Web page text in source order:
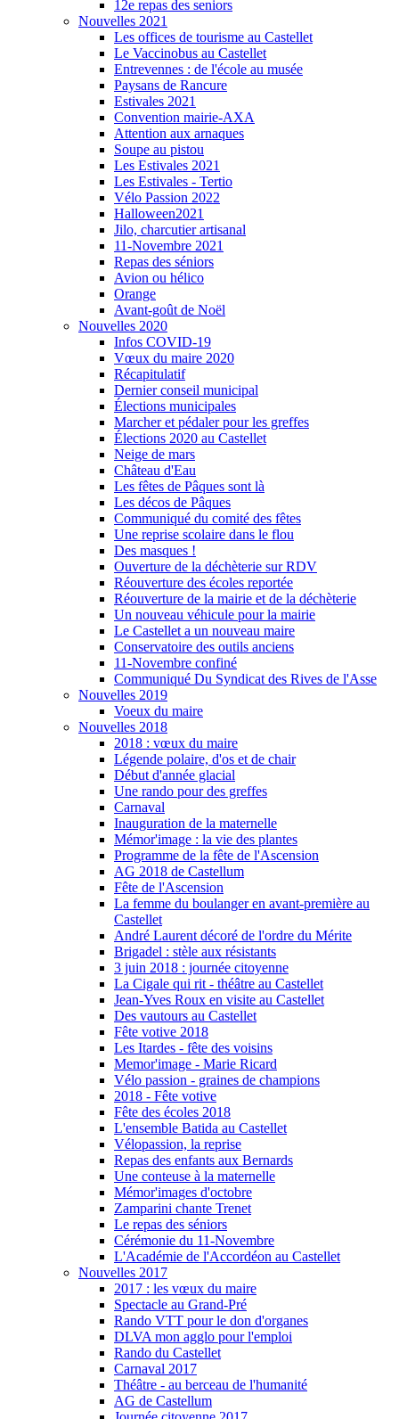
12e repas des seniors
Nouvelles 2021
Les offices de tourisme au Castellet
Le Vaccinobus au Castellet
Entrevennes : de l'école au musée
Paysans de Rancure
Estivales 2021
Convention mairie-AXA
Attention aux arnaques
Soupe au pistou
Les Estivales 2021
Les Estivales - Tertio
Vélo Passion 2022
Halloween2021
Jilo, charcutier artisanal
11-Novembre 2021
Repas des séniors
Avion ou hélico
Orange
Avant-goût de Noël
Nouvelles 2020
Infos COVID-19
Vœux du maire 2020
Récapitulatif
Dernier conseil municipal
Élections municipales
Marcher et pédaler pour les greffes
Élections 2020 au Castellet
Neige de mars
Château d'Eau
Les fêtes de Pâques sont là
Les décos de Pâques
Communiqué du comité des fêtes
Une reprise scolaire dans le flou
Des masques !
Ouverture de la déchèterie sur RDV
Réouverture des écoles reportée
Réouverture de la mairie et de la déchèterie
Un nouveau véhicule pour la mairie
Le Castellet a un nouveau maire
Conservatoire des outils anciens
11-Novembre confiné
Communiqué Du Syndicat des Rives de l'Asse
Nouvelles 2019
Voeux du maire
Nouvelles 2018
2018 : vœux du maire
Légende polaire, d'os et de chair
Début d'année glacial
Une rando pour des greffes
Carnaval
Inauguration de la maternelle
Mémor'image : la vie des plantes
Programme de la fête de l'Ascension
AG 2018 de Castellum
Fête de l'Ascension
La femme du boulanger en avant-première au
Castellet
André Laurent décoré de l'ordre du Mérite
Brigadel : stèle aux résistants
3 juin 2018 : journée citoyenne
La Cigale qui rit - théâtre au Castellet
Jean-Yves Roux en visite au Castellet
Des vautours au Castellet
Fête votive 2018
Les Itardes - fête des voisins
Memor'image - Marie Ricard
Vélo passion - graines de champions
2018 - Fête votive
Fête des écoles 2018
L'ensemble Batida au Castellet
Vélopassion, la reprise
Repas des enfants aux Bernards
Une conteuse à la maternelle
Mémor'images d'octobre
Zamparini chante Trenet
Le repas des séniors
Cérémonie du 11-Novembre
L'Académie de l'Accordéon au Castellet
Nouvelles 2017
2017 : les vœux du maire
Spectacle au Grand-Pré
Rando VTT pour le don d'organes
DLVA mon agglo pour l'emploi
Rando du Castellet
Carnaval 2017
Théâtre - au berceau de l'humanité
AG de Castellum